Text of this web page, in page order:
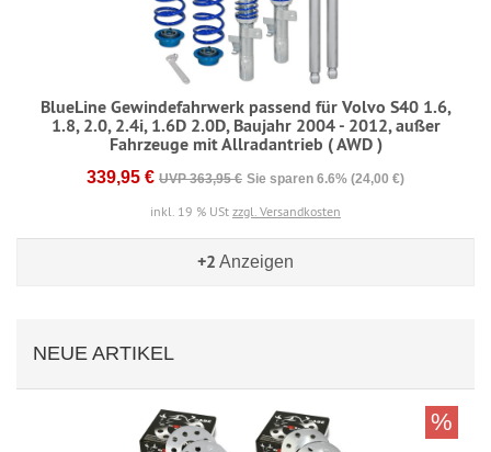
BlueLine Gewindefahrwerk passend für Volvo S40 1.6,
1.8, 2.0, 2.4i, 1.6D 2.0D, Baujahr 2004 - 2012, außer
Fahrzeuge mit Allradantrieb ( AWD )
339,95 € UVP 363,95 € Sie sparen 6.6% (24,00 €)
inkl. 19 % USt zzgl. Versandkosten
+2 Anzeigen
NEUE ARTIKEL
%